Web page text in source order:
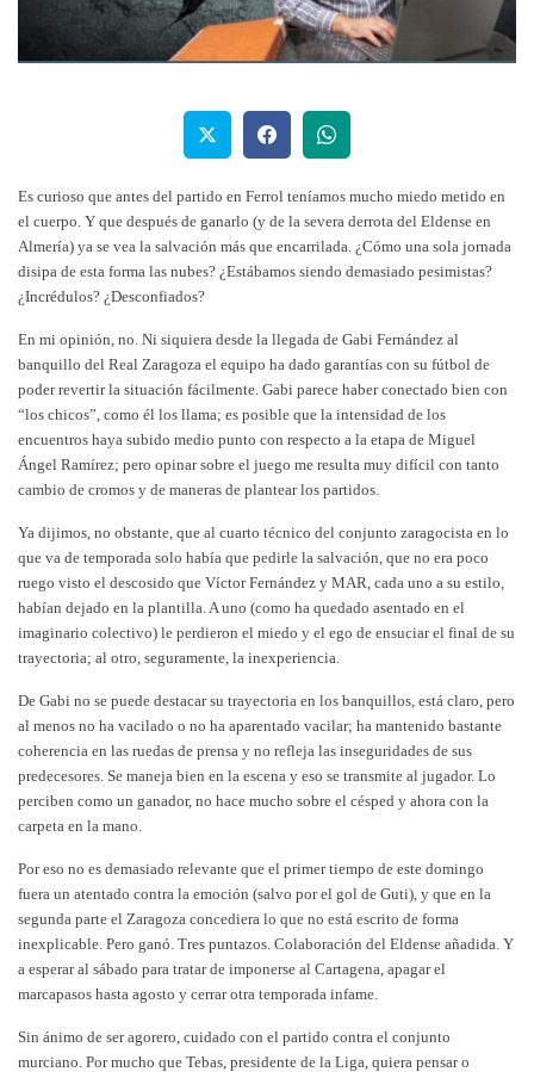
Es curioso que antes del partido en Ferrol teníamos mucho miedo metido en
el cuerpo. Y que después de ganarlo (y de la severa derrota del Eldense en
Almería) ya se vea la salvación más que encarrilada. ¿Cómo una sola jornada
disipa de esta forma las nubes? ¿Estábamos siendo demasiado pesimistas?
¿Incrédulos? ¿Desconfiados?
En mi opinión, no. Ni siquiera desde la llegada de Gabi Fernández al
banquillo del Real Zaragoza el equipo ha dado garantías con su fútbol de
poder revertir la situación fácilmente. Gabi parece haber conectado bien con
“los chicos”, como él los llama; es posible que la intensidad de los
encuentros haya subido medio punto con respecto a la etapa de Miguel
Ángel Ramírez; pero opinar sobre el juego me resulta muy difícil con tanto
cambio de cromos y de maneras de plantear los partidos.
Ya dijimos, no obstante, que al cuarto técnico del conjunto zaragocista en lo
que va de temporada solo había que pedirle la salvación, que no era poco
ruego visto el descosido que Víctor Fernández y MAR, cada uno a su estilo,
habían dejado en la plantilla. A uno (como ha quedado asentado en el
imaginario colectivo) le perdieron el miedo y el ego de ensuciar el final de su
trayectoria; al otro, seguramente, la inexperiencia.
De Gabi no se puede destacar su trayectoria en los banquillos, está claro, pero
al menos no ha vacilado o no ha aparentado vacilar; ha mantenido bastante
coherencia en las ruedas de prensa y no refleja las inseguridades de sus
predecesores. Se maneja bien en la escena y eso se transmite al jugador. Lo
perciben como un ganador, no hace mucho sobre el césped y ahora con la
carpeta en la mano.
Por eso no es demasiado relevante que el primer tiempo de este domingo
fuera un atentado contra la emoción (salvo por el gol de Guti), y que en la
segunda parte el Zaragoza concediera lo que no está escrito de forma
inexplicable. Pero ganó. Tres puntazos. Colaboración del Eldense añadida. Y
a esperar al sábado para tratar de imponerse al Cartagena, apagar el
marcapasos hasta agosto y cerrar otra temporada infame.
Sin ánimo de ser agorero, cuidado con el partido contra el conjunto
murciano. Por mucho que Tebas, presidente de la Liga, quiera pensar o